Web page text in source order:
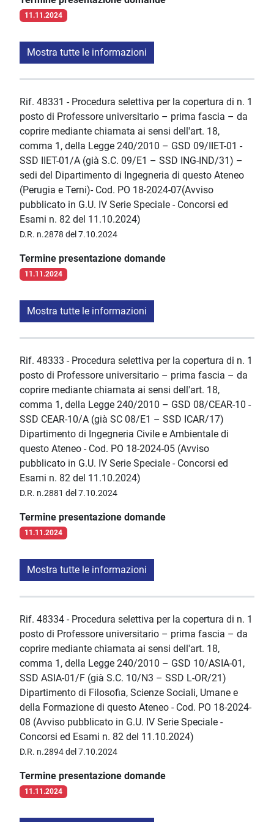
11.11.2024
Mostra tutte le informazioni
Rif. 48331 - Procedura selettiva per la copertura di n. 1
posto di Professore universitario – prima fascia – da
coprire mediante chiamata ai sensi dell'art. 18,
comma 1, della Legge 240/2010 – GSD 09/IIET-01 -
SSD IIET-01/A (già S.C. 09/E1 – SSD ING-IND/31) –
sedi del Dipartimento di Ingegneria di questo Ateneo
(Perugia e Terni)- Cod. PO 18-2024-07(Avviso
pubblicato in G.U. IV Serie Speciale - Concorsi ed
Esami n. 82 del 11.10.2024)
D.R. n.2878 del 7.10.2024
Termine presentazione domande
11.11.2024
Mostra tutte le informazioni
Rif. 48333 - Procedura selettiva per la copertura di n. 1
posto di Professore universitario – prima fascia – da
coprire mediante chiamata ai sensi dell'art. 18,
comma 1, della Legge 240/2010 – GSD 08/CEAR-10 -
SSD CEAR-10/A (già SC 08/E1 – SSD ICAR/17)
Dipartimento di Ingegneria Civile e Ambientale di
questo Ateneo - Cod. PO 18-2024-05 (Avviso
pubblicato in G.U. IV Serie Speciale - Concorsi ed
Esami n. 82 del 11.10.2024)
D.R. n.2881 del 7.10.2024
Termine presentazione domande
11.11.2024
Mostra tutte le informazioni
Rif. 48334 - Procedura selettiva per la copertura di n. 1
posto di Professore universitario – prima fascia – da
coprire mediante chiamata ai sensi dell'art. 18,
comma 1, della Legge 240/2010 – GSD 10/ASIA-01,
SSD ASIA-01/F (già S.C. 10/N3 – SSD L-OR/21)
Dipartimento di Filosofia, Scienze Sociali, Umane e
della Formazione di questo Ateneo - Cod. PO 18-2024-
08 (Avviso pubblicato in G.U. IV Serie Speciale -
Concorsi ed Esami n. 82 del 11.10.2024)
D.R. n.2894 del 7.10.2024
Termine presentazione domande
11.11.2024